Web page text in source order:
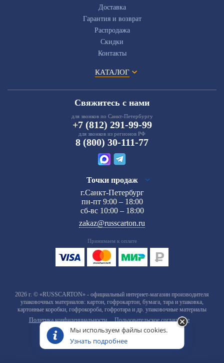
Доставка
Гарантия и возврат
Распродажа
Скидки
Контакты
КАТАЛОГ
Свяжитесь с нами
для звонков по Санкт-Петербургу
+7 (812) 291-99-99
для звонков из регионов РФ
8 (800) 30-111-77
Точки продаж
г.Санкт-Петербург
пн-пт 9:00 – 18:00
сб-вс 10:00 – 18:00
zakaz@russcarton.ru
Принимаем к оплате
2026 г. © «RUSSCARTON» - официальный интернет-магазин производителя
упаковочных материалов: картон, гофрокартон, бумага, тара и упаковка,
картонные коробки, гофрокороба, гофротара и др. упаковочные материалы
Политика конфиденциальности
Пользовательское соглашение
Мы используем файлы cookies.
Узнать подробнее